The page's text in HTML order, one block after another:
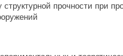
прочности при